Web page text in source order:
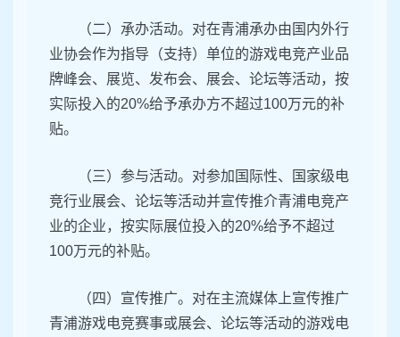
（二）承办活动。对在青浦承办由国内外行
业协会作为指导（支持）单位的游戏电竞产业品
牌峰会、展览、发布会、展会、论坛等活动，按
实际投入的20%给予承办方不超过100万元的补
贴。
（三）参与活动。对参加国际性、国家级电
竞行业展会、论坛等活动并宣传推介青浦电竞产
业的企业，按实际展位投入的20%给予不超过
100万元的补贴。
（四）宣传推广。对在主流媒体上宣传推广
青浦游戏电竞赛事或展会、论坛等活动的游戏电